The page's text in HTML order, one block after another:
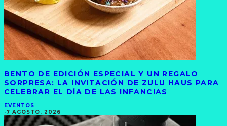
BENTO DE EDICIÓN ESPECIAL Y UN REGALO
SORPRESA: LA INVITACIÓN DE ZULU HAUS PARA
CELEBRAR EL DÍA DE LAS INFANCIAS
EVENTOS
·7 AGOSTO, 2026